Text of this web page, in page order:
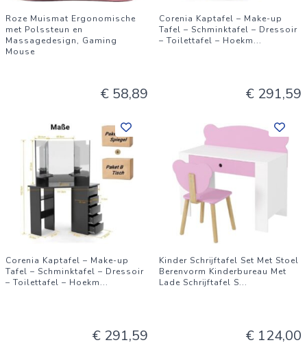
Roze Muismat Ergonomische
met Polssteun en
Massagedesign, Gaming
Mouse
€ 58,89
Corenia Kaptafel – Make-up
Tafel – Schminktafel – Dressoir
– Toilettafel – Hoekm...
€ 291,59
Corenia Kaptafel – Make-up
Tafel – Schminktafel – Dressoir
– Toilettafel – Hoekm...
€ 291,59
Kinder Schrijftafel Set Met Stoel
Berenvorm Kinderbureau Met
Lade Schrijftafel S...
€ 124,00